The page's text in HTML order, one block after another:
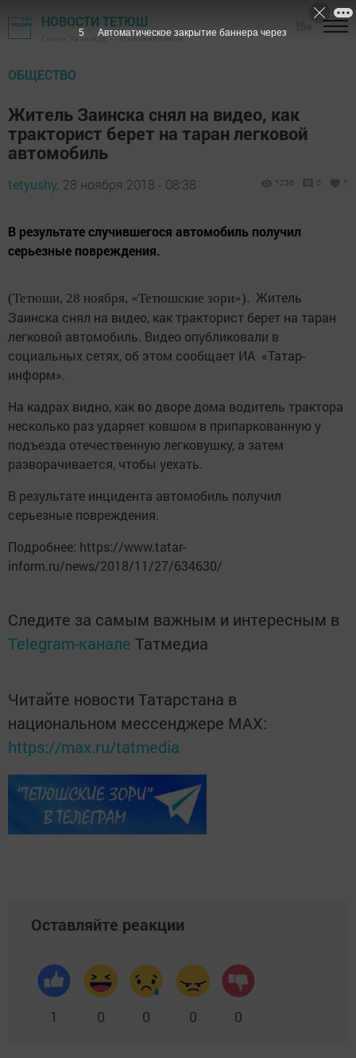
НОВОСТИ ТЕТЮШ
Газета "Авангард" - Тетюшский район
ОБЩЕСТВО
Житель Заинска снял на видео, как
тракторист берет на таран легковой
автомобиль
tetyushy, 28 ноября 2018 - 08:38 1236 0 1
В результате случившегося автомобиль получил
серьезные повреждения.
(Тетюши, 28 ноября, «Тетюшские зори»). Житель
Заинска снял на видео, как тракторист берет на таран
легковой автомобиль. Видео опубликовали в
социальных сетях, об этом сообщает ИА «Татар-
информ».
На кадрах видно, как во дворе дома водитель трактора
несколько раз ударяет ковшом в припаркованную у
подъезда отечественную легковушку, а затем
разворачивается, чтобы уехать.
В результате инцидента автомобиль получил
серьезные повреждения.
Подробнее: https://www.tatar-
inform.ru/news/2018/11/27/634630/
Следите за самым важным и интересным в
Telegram-канале Татмедиа
Читайте новости Татарстана в
национальном мессенджере MАХ:
https://max.ru/tatmedia
Оставляйте реакции
1 0 0 0 0
4 Автоматическое закрытие баннера через